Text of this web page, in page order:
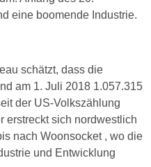
eine boomende Industrie.
schätzt, dass die
am 1. Juli 2018 1.057.315
der US-Volkszählung
erstreckt sich nordwestlich
nach Woonsocket , wo die
und Entwicklung